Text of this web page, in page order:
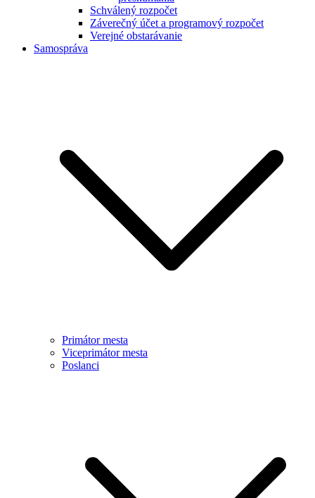
Schválený rozpočet
Záverečný účet a programový rozpočet
Verejné obstarávanie
Samospráva
Primátor mesta
Viceprimátor mesta
Poslanci